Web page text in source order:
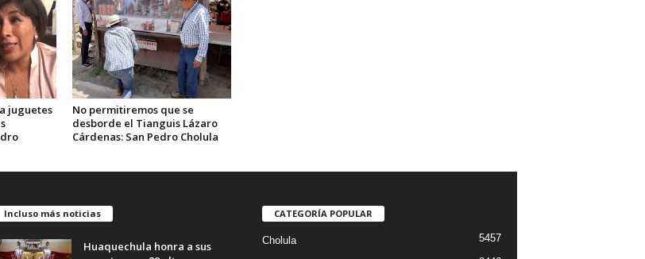
juguetes
No permitiremos que se
desborde el Tianguis Lázaro
Cárdenas: San Pedro Cholula
Incluso más noticias
Huaquechula honra a sus
CATEGORÍA POPULAR
Cholula 5457